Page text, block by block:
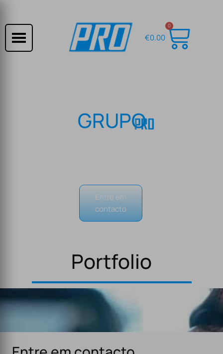
€0.00
0
GRUPO
Entre em
contacto
Portfolio